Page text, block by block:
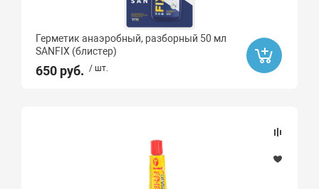
Герметик анаэробный, разборный 50 мл
SANFIX (блистер)
650 руб. / шт.